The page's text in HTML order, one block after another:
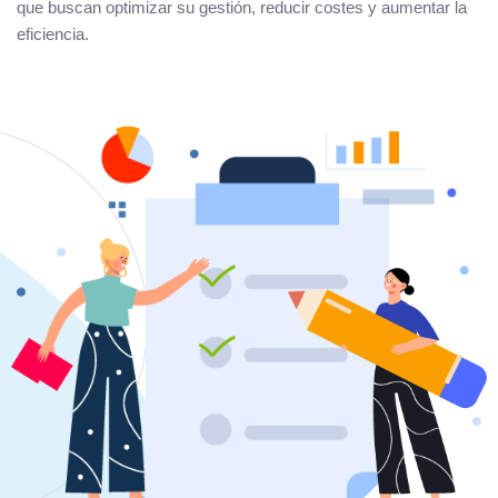
que buscan optimizar su gestión, reducir costes y aumentar la
eficiencia.